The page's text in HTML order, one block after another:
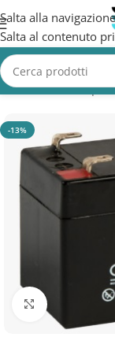
Salta alla navigazione
Salta al contenuto
Home/Batterie per
-13%
Clicca per